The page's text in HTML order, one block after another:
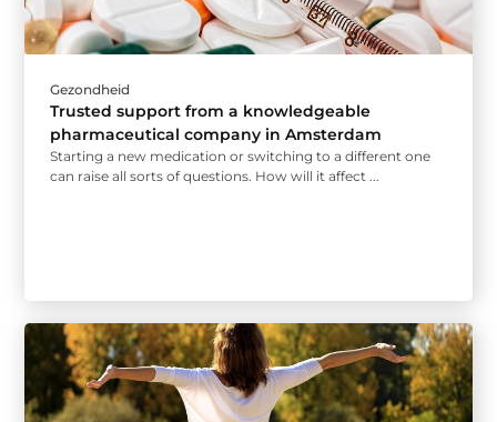
Gezondheid
Trusted support from a knowledgeable
pharmaceutical company in Amsterdam
Starting a new medication or switching to a different one
can raise all sorts of questions. How will it affect ...